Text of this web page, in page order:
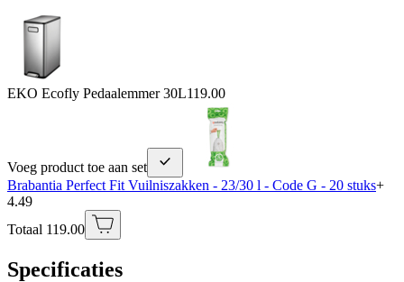
EKO Ecofly Pedaalemmer 30L119.00
Voeg product toe aan set
Brabantia Perfect Fit Vuilniszakken - 23/30 l - Code G - 20 stuks+
4.49
Totaal 119.00
Specificaties